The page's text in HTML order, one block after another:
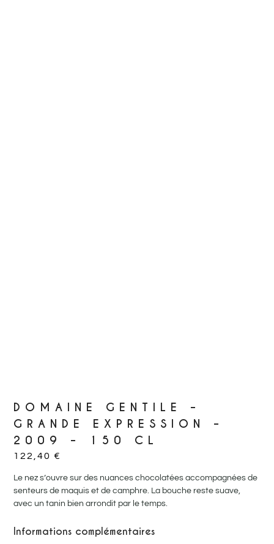
DOMAINE GENTILE –
GRANDE EXPRESSION –
2009 – 150 CL
122,40€
Le nez s’ouvre sur des nuances chocolatées accompagnées de
senteurs de maquis et de camphre. La bouche reste suave,
avec un tanin bien arrondit par le temps.
Informations complémentaires